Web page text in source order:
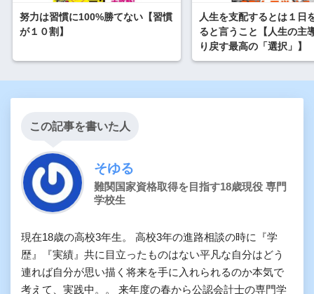
努力は習慣に100%勝てない【習慣
が１０割】
人生を支配するとは１日
ると言うこと【人生の主
り戻す最高の「選択」】
この記事を書いた人
そゆる
難関国家資格取得を目指す18歳現役 専門
学校生
現在18歳の高校3年生。 高校3年の進路相談の時に『学
歴』『実績』共に目立ったものはない平凡な自分はどう
連れば自分が思い描く将来を手に入れられるのか本気で
考えて、実践中。。 来年度の春から公認会計士の専門学